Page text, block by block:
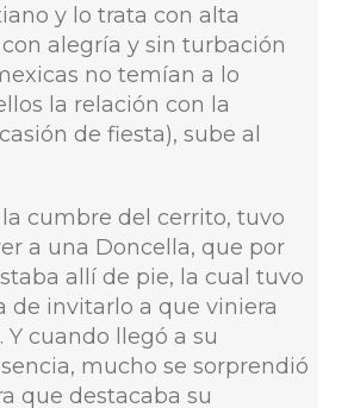
y lo trata con alta
alegría y sin turbación
no temían a lo
la relación con la
de fiesta), sube al
la cumbre del cerrito, tuvo
a una Doncella, que por
allí de pie, la cual tuvo
de invitarlo a que viniera
Y cuando llegó a su
mucho se sorprendió
que destacaba su